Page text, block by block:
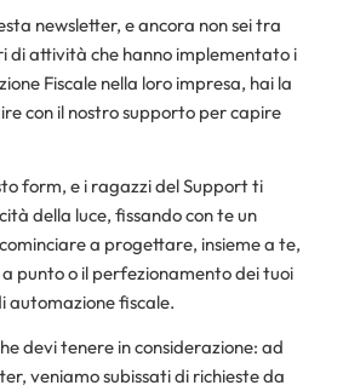
newsletter, e ancora non sei tra
attività che hanno implementato i
Fiscale nella loro impresa, hai la
con il nostro supporto per capire
form, e i ragazzi del Support ti
della luce, fissando con te un
a progettare, insieme a te,
a punto o il perfezionamento dei tuoi
automazione fiscale.
devi tenere in considerazione: ad
veniamo subissati di richieste da